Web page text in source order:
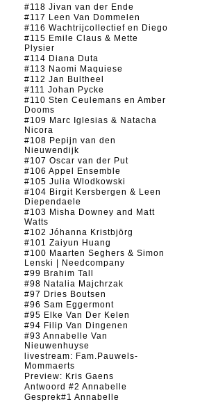
#118 Jivan van der Ende
#117 Leen Van Dommelen
#116 Wachtrijcollectief en Diego
#115 Emile Claus & Mette
Plysier
#114 Diana Duta
#113 Naomi Maquiese
#112 Jan Bultheel
#111 Johan Pycke
#110 Sten Ceulemans en Amber
Dooms
#109 Marc Iglesias & Natacha
Nicora
#108 Pepijn van den
Nieuwendijk
#107 Oscar van der Put
#106 Appel Ensemble
#105 Julia Wlodkowski
#104 Birgit Kersbergen & Leen
Diependaele
#103 Misha Downey and Matt
Watts
#102 Jóhanna Kristbjörg
#101 Zaiyun Huang
#100 Maarten Seghers & Simon
Lenski | Needcompany
#99 Brahim Tall
#98 Natalia Majchrzak
#97 Dries Boutsen
#96 Sam Eggermont
#95 Elke Van Der Kelen
#94 Filip Van Dingenen
#93 Annabelle Van
Nieuwenhuyse
livestream: Fam.Pauwels-
Mommaerts
Preview: Kris Gaens
Antwoord #2 Annabelle
Gesprek#1 Annabelle